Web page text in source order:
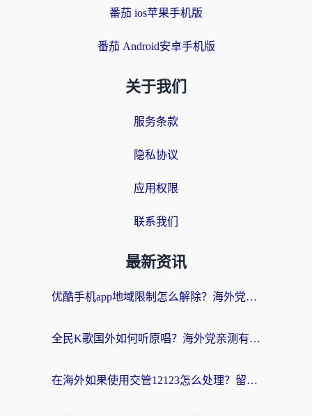
番茄 ios苹果手机版
番茄 Android安卓手机版
关于我们
服务条款
隐私协议
应用权限
联系我们
最新资讯
优酷手机app地域限制怎么解除？海外党亲测有效的追剧方案
全民K歌国外如何听原唱？海外党亲测有效的回国加速器选择指南
在海外如果使用交管12123怎么处理？留学生亲测有效的回国加速方案